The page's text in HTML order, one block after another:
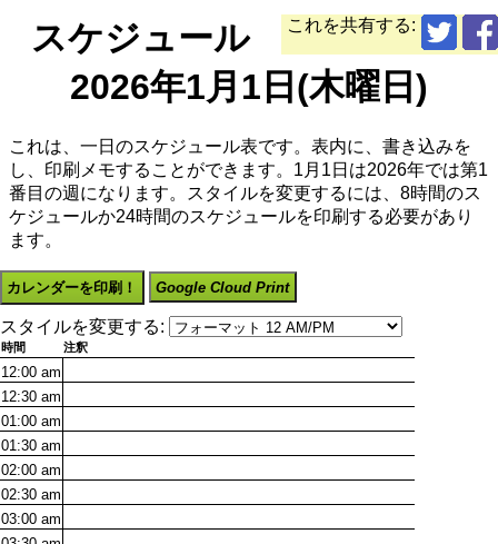
これを共有する:
スケジュール
2026年1月1日(木曜日)
これは、一日のスケジュール表です。表内に、書き込みを
し、印刷メモすることができます。1月1日は2026年では第1
番目の週になります。スタイルを変更するには、8時間のス
ケジュールか24時間のスケジュールを印刷する必要があり
ます。
カレンダーを印刷！ Google Cloud Print
スタイルを変更する:
時間 注釈
12:00 am
12:30 am
01:00 am
01:30 am
02:00 am
02:30 am
03:00 am